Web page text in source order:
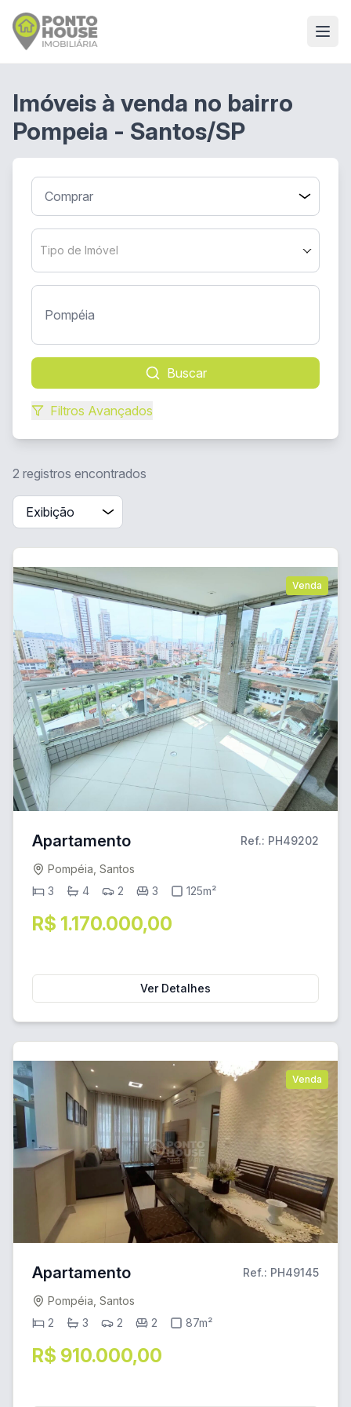
Imóveis à venda no bairro
Pompeia - Santos/SP
Tipo de Imóvel
Buscar
Filtros Avançados
2 registros encontrados
Venda
Apartamento Ref.: PH49202
Pompéia, Santos
3
4 2 3 125m²
R$ 1.170.000,00
Ver Detalhes
Venda
Apartamento Ref.: PH49145
Pompéia, Santos
2
3 2 2 87m²
R$ 910.000,00